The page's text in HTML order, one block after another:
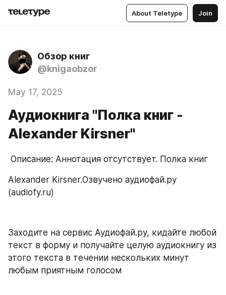
About Teletype Join
Обзор книг
@knigaobzor
May 17, 2025
Аудиокнига "Полка книг -
Alexander Kirsner"
Описание: Аннотация отсутствует. Полка книг
Alexander Kirsner.Озвучено аудиофай.ру
(audiofy.ru)
Заходите на сервис Аудиофай.ру, кидайте любой
текст в форму и получайте целую аудиокнигу из
этого текста в течении нескольких минут
любым приятным голосом